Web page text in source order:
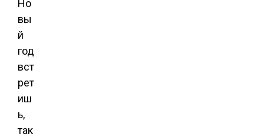
Но
вы
й
год
вст
рет
иш
ь,
так